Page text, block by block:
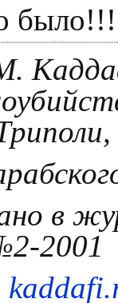
было!!!
в
2001